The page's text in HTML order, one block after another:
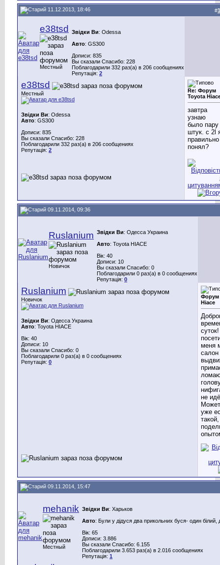
11.12.2013, 18:46 #
e38tsd
Местный
Звідки Ви: Odessa
Авто: GS300
Дописи: 835
Вы сказали Спасибо: 228
Поблагодарили 332 раз(а) в 206 сообщениях
Репутація: 2
e38tsd
Местный
Звідки Ви: Odessa
Авто: GS300
Дописи: 835
Вы сказали Спасибо: 228
Поблагодарили 332 раз(а) в 206 сообщениях
Репутація: 2
Re: Форум
Toyotа
завтра
узнаю
было пару
штук. с 2l
правильно
понял?
09.11.2014, 09:36
Ruslanium
Новичок
Звідки Ви: Одесса Украина
Авто: Toyota HIACE
Вік: 40
Дописи: 10
Вы сказали Спасибо: 0
Поблагодарили 0 раз(а) в 0 сообщениях
Репутація: 0
Ruslanium
Новичок
Звідки Ви: Одесса Украина
Авто: Toyota HIACE
Вік: 40
Дописи: 10
Вы сказали Спасибо: 0
Поблагодарили 0 раз(а) в 0 сообщениях
Репутація: 0
Форум
Hiace
меня
салон
не
уже
такой,
09.11.2014, 15:47
mehanik
Местный
Звідки Ви: Харьков
Авто: Були у дідуся два прикольних буся- один білий,
Вік: 65
Дописи: 3.886
Вы сказали Спасибо: 6.155
Поблагодарили 3.653 раз(а) в 2.016 сообщениях
Репутація: 1